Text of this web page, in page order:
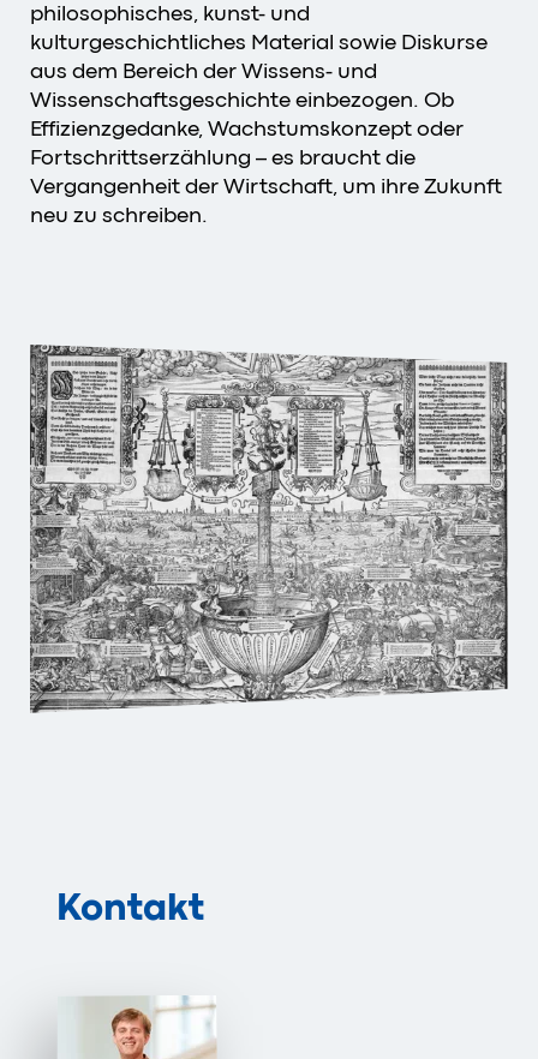
philosophisches, kunst- und
kulturgeschichtliches Material sowie Diskurse
aus dem Bereich der Wissens- und
Wissenschaftsgeschichte einbezogen. Ob
Effizienzgedanke, Wachstumskonzept oder
Fortschrittserzählung – es braucht die
Vergangenheit der Wirtschaft, um ihre Zukunft
neu zu schreiben.
Kontakt